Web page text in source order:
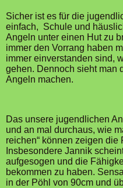
Sicher ist es für die
einfach, Schule und
Angeln unter einen Hut zu
immer den Vorrang haben
immer einverstanden sind,
gehen. Dennoch sieht man
Angeln machen.
Das unsere jugendlichen
und an mal durchaus, wie
reichen“ können zeigen die
Insbesondere Jannik
aufgesogen und die
bekommen zu haben.
in der Pöhl von 90cm und